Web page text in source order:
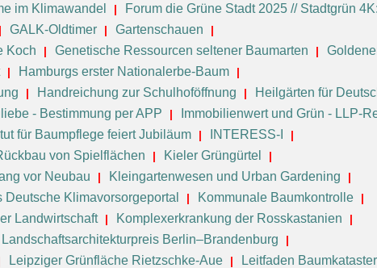
im Klimawandel
Forum die Grüne Stadt 2025 // Stadtgrün 4K:
GALK-Oldtimer
Gartenschauen
Koch Genetische Ressourcen seltener Baumarten
Hamburgs erster Nationalerbe-Baum
Handreichung zur Schulhoföffnung
Heilgärten für
- Bestimmung per APP
Immobilienwert und Grün - LLP-
für Baumpflege feiert Jubiläum
INTERESS-I
von Spielflächen
Kieler Grüngürtel
vor Neubau
Kleingartenwesen und Urban Gardening
Deutsche Klimavorsorgeportal
Kommunale Baumkontrolle
Landwirtschaft
Komplexerkrankung der Rosskastanien
Landschaftsarchitekturpreis Berlin–Brandenburg
Leipziger Grünfläche Rietzschke-Aue
Leitfaden Baumkataster